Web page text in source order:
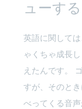
ューする
英語に関して
ゃくちゃ成長
えたんです。
すが、そのと
べってくる音声